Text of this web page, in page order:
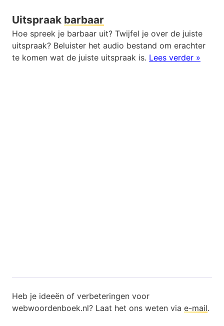
Uitspraak barbaar
Hoe spreek je barbaar uit? Twijfel je over de juiste
uitspraak? Beluister het audio bestand om erachter
te komen wat de juiste uitspraak is. Lees verder »
Heb je ideeën of verbeteringen voor
webwoordenboek.nl? Laat het ons weten via e-mail.